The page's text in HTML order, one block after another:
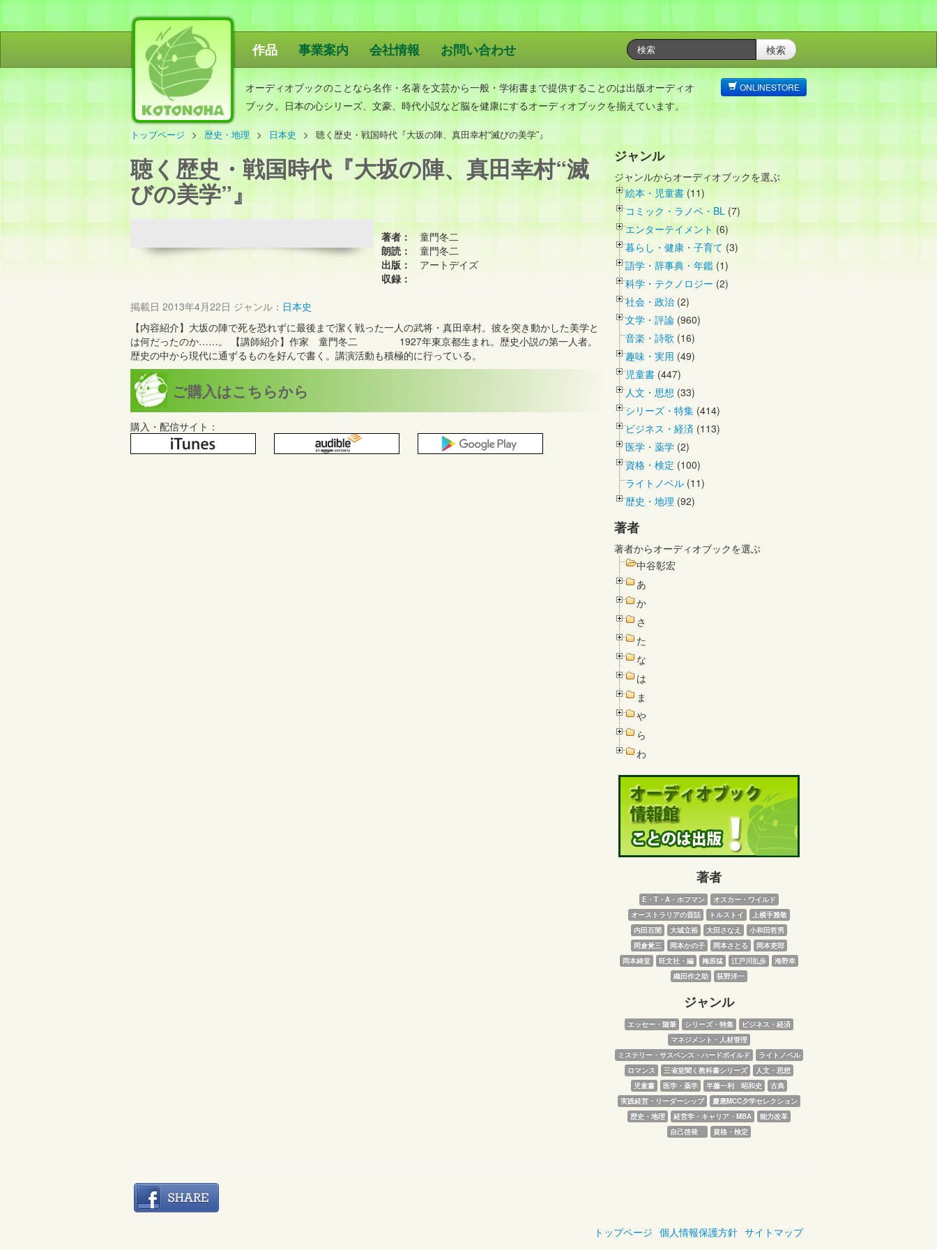
ことのは出版
作品 事業案内 会社情報 お問い合わせ 検索
オーディオブックのことなら名作・名著を文芸から一般・学術書まで提供することのは出版オーディオ
ブック。日本の心シリーズ、文豪、時代小説など脳を健康にするオーディオブックを揃えています。
ONLINESTORE
トップページ 歴史・地理 日本史 聴く歴史・戦国時代『大坂の陣、真田幸村“滅びの美学”』
聴く歴史・戦国時代『大坂の陣、真田幸村“滅
びの美学”』
著者：
童門冬二
朗読：
童門冬二
出版：
アートデイズ
収録：
掲載日 2013年4月22日 ジャンル： 日本史
【内容紹介】 大坂の陣で死を恐れずに最後まで潔く戦った一人の武将・真田幸村。彼を突き動かした美学と
は何だったのか……。 【講師紹介】作家 童門冬二 1927年東京都生まれ。歴史小説の第一人者。
歴史の中から現代に通ずるものを好んで書く。講演活動も積極的に行っている。
ご購入はこちらから
購入・配信サイト：
ジャンル
ジャンルからオーディオブックを選ぶ
絵本・児童書 (11)
コミック・ラノベ・BL (7)
エンターテイメント (6)
暮らし・健康・子育て (3)
語学・辞事典・年鑑 (1)
科学・テクノロジー (2)
社会・政治 (2)
文学・評論 (960)
音楽・詩歌 (16)
趣味・実用 (49)
児童書 (447)
人文・思想 (33)
シリーズ・特集 (414)
ビジネス・経済 (113)
医学・薬学 (2)
資格・検定 (100)
ライトノベル (11)
歴史・地理 (92)
著者
著者からオーディオブックを選ぶ
中谷彰宏
あ
か
さ
た
な
は
ま
や
ら
わ
著者
E・T・A・ホフマン
オスカー・ワイルド
オーストラリアの昔話
トルストイ
上横手雅敬
内田百閒
大城立裕 大田さなえ
小和田哲男
岡倉覚三
岡本かの子 岡本さとる
岡本吏郎
岡本綺堂
旺文社・編 梅原猛 江戸川乱歩
海野幸
織田作之助
荻野洋一
ジャンル
エッセー・随筆 シリーズ・特集
ビジネス・経済
マネジメント・人材管理
ミステリー・サスペンス・ハードボイルド
ライトノベル
ロマンス
三省堂聞く教科書シリーズ
人文・思想
児童書
医学・薬学 半藤一利　昭和史
古典
実践経営・リーダーシップ
慶應MCC夕学セレクション
歴史・地理
経営学・キャリア・MBA
能力改革
自己啓発
資格・検定
トップページ 個人情報保護方針 サイトマップ